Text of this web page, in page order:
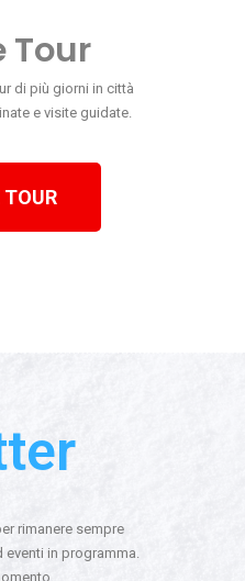
Tour
di più giorni in città
e visite guidate.
TOUR
rimanere sempre
eventi in programma.